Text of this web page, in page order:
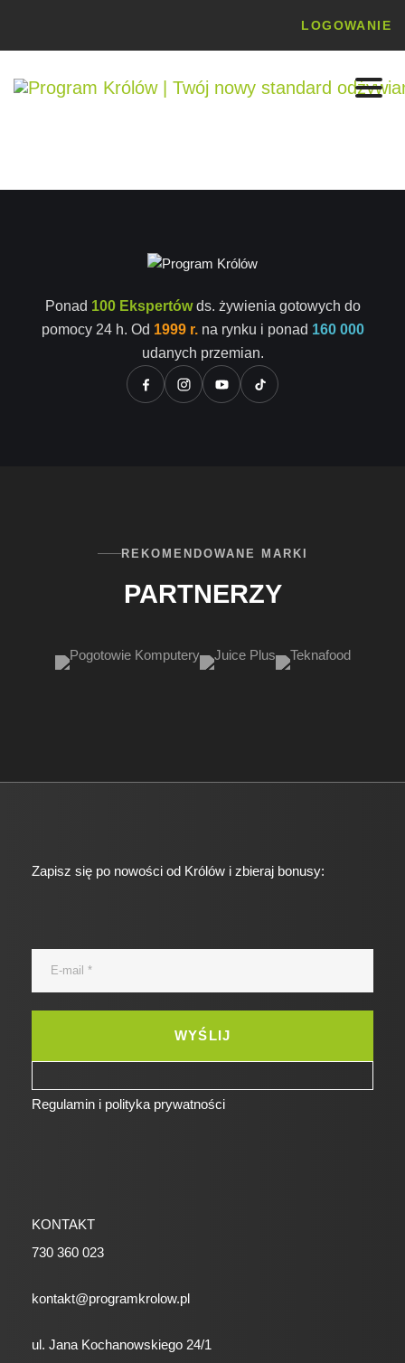
LOGOWANIE
Ponad 100 Ekspertówds. żywienia gotowych do
pomocy 24 h. Od 1999 r.na rynku i ponad 160 000
udanych przemian.
REKOMENDOWANE MARKI
PARTNERZY
Zapisz się po nowości od Królów i zbieraj bonusy:
Regulamin i polityka prywatności
KONTAKT
730 360 023
kontakt@programkrolow.pl
ul. Jana Kochanowskiego 24/1